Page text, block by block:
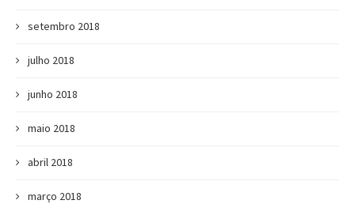
setembro 2018
julho 2018
junho 2018
maio 2018
abril 2018
março 2018